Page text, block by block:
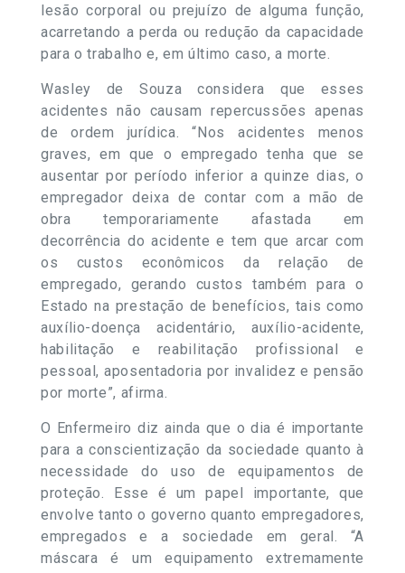
lesão corporal ou prejuízo de alguma função,
acarretando a perda ou redução da capacidade
para o trabalho e, em último caso, a morte.
Wasley de Souza considera que esses
acidentes não causam repercussões apenas
de ordem jurídica. “Nos acidentes menos
graves, em que o empregado tenha que se
ausentar por período inferior a quinze dias, o
empregador deixa de contar com a mão de
obra temporariamente afastada em
decorrência do acidente e tem que arcar com
os custos econômicos da relação de
empregado, gerando custos também para o
Estado na prestação de benefícios, tais como
auxílio-doença acidentário, auxílio-acidente,
habilitação e reabilitação profissional e
pessoal, aposentadoria por invalidez e pensão
por morte”, afirma.
O Enfermeiro diz ainda que o dia é importante
para a conscientização da sociedade quanto à
necessidade do uso de equipamentos de
proteção. Esse é um papel importante, que
envolve tanto o governo quanto empregadores,
empregados e a sociedade em geral. “A
máscara é um equipamento extremamente